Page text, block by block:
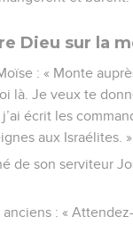
Dieu sur la
: « Monte
là. Je veux te
écrit les
aux Israélites. »
de son serviteur
: «